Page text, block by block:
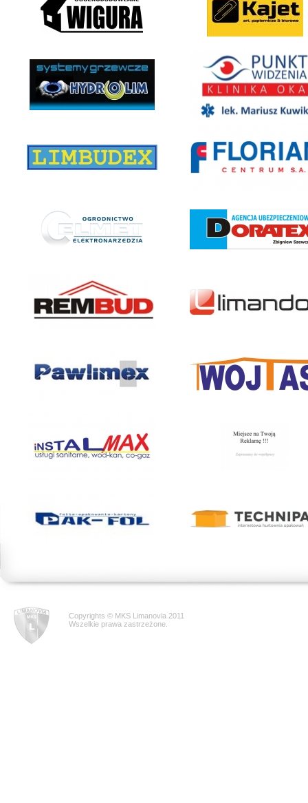
Copyrights © MKS Limanovia 2011
Wszelkie prawa zastrzeżone.